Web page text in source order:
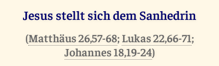
Jesus stellt sich dem Sanhedrin
(Matthäus 26,57-68; Lukas 22,66-71;
Johannes 18,19-24)